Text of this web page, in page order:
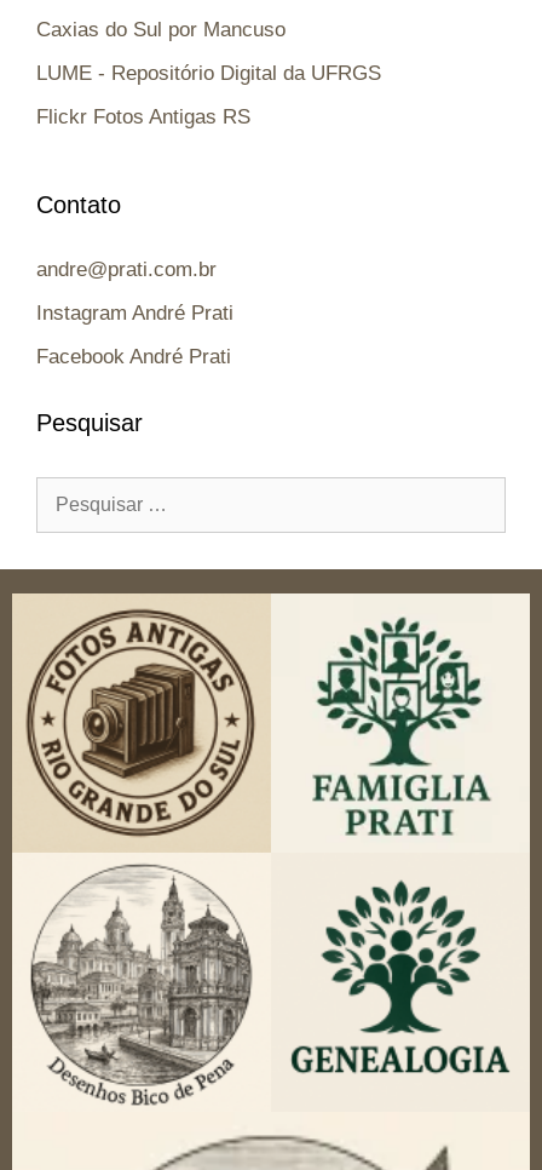
Caxias do Sul por Mancuso
LUME - Repositório Digital da UFRGS
Flickr Fotos Antigas RS
Contato
andre@prati.com.br
Instagram André Prati
Facebook André Prati
Pesquisar
Pesquisar
por: